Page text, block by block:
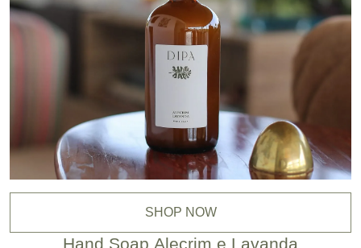
SHOP NOW
Hand Soap Alecrim e Lavanda